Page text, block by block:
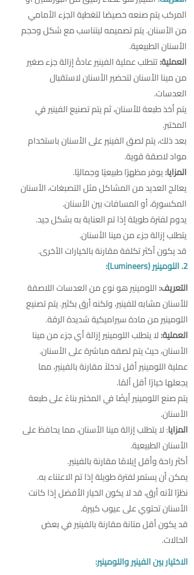
المركب يتم صنعه خصيصًا لتغطية الجزء الأمامي
من الأسنان.يتم تصميمه ليتناسب مع شكل وحجم
الأسنان الطبيعية.
العملية:تتطلب عملية الفينير عادةً إزالة جزء صغير
من مينا الأسنان لتحضير الأسنان لاستقبال
العدسات.
يتم أخذ طبعة للأسنان، ثم يتم تصنيع الفينير في
المختبر.
بعد ذلك، يتم لصق الفينير على الأسنان باستخدام
مواد لاصقة قوية.
المزايا:يوفر مظهرًا طبيعيًا وجماليًا.
يعالج العديد من المشاكل مثل التصبغات، الأسنان
المكسورة، أو المسافات بين الأسنان.
يدوم لفترة طويلة إذا تم العناية به بشكل جيد.
يتطلب إزالة جزء من مينا الأسنان.
قد يكون أكثر تكلفة مقارنة بالخيارات الأخرى.
2. اللومينير (Lumineers):
التعريف:اللومينير هو نوع من العدسات اللاصقة
للأسنان مشابه للفينير، ولكنه أرق بكثير. يتم تصنيع
اللومينير من مادة سيراميكية شديدة الرقة.
العملية:لا يتطلب اللومينير إزالة أي جزء من مينا
الأسنان، حيث يتم لصقه مباشرة على الأسنان.
عملية اللومينير أقل تدخلاً مقارنة بالفينير، مما
يجعلها خيارًا أقل ألمًا.
يتم صنع اللومينير أيضًا في المختبر بناءً على طبعة
الأسنان.
المزايا: لا يتطلب إزالة مينا الأسنان، مما يحافظ على
الأسنان الطبيعية.
أكثر راحة وأقل إيلامًا مقارنة بالفينير.
يمكن أن يستمر لفترة طويلة إذا تم الاعتناء به.
نظرًا لأنه أرق، قد لا يكون الخيار الأفضل إذا كانت
الأسنان تحتوي على عيوب كبيرة.
قد يكون أقل متانة مقارنة بالفينير في بعض
الحالات.
الاختيار بين الفينير واللومينير: